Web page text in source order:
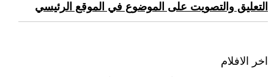
التعليق والتصويت على الموضوع في الموقع الرئيسي
اخر الافلام